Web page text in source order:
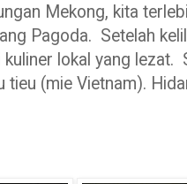
Mekong, kita
Pagoda. Setelah
lokal yang lezat.
tieu (mie Vietnam).